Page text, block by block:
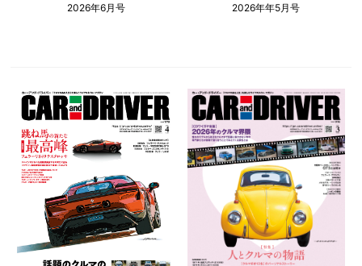
2026年6月号 2026年年5月号